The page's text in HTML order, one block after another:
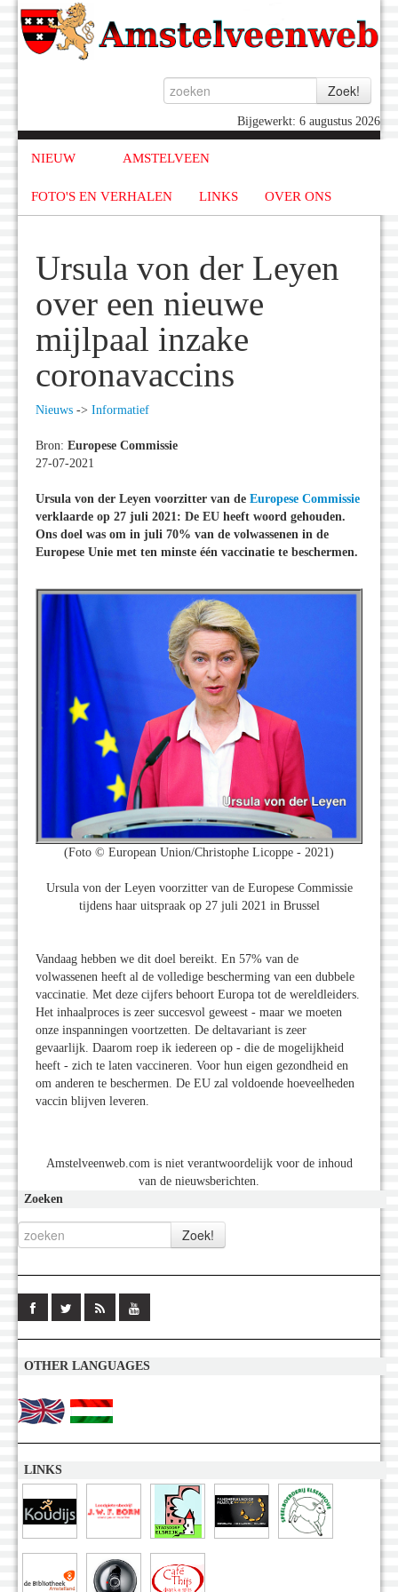
Bijgewerkt: 6 augustus 2026
NIEUW AMSTELVEEN
FOTO'S EN VERHALEN LINKS OVER ONS
Ursula von der Leyen
over een nieuwe
mijlpaal inzake
coronavaccins
Nieuws -> Informatief
Bron: Europese Commissie
27-07-2021
Ursula von der Leyen voorzitter van de Europese Commissie
verklaarde op 27 juli 2021: De EU heeft woord gehouden.
Ons doel was om in juli 70% van de volwassenen in de
Europese Unie met ten minste één vaccinatie te beschermen.
(Foto © European Union/Christophe Licoppe - 2021)
Ursula von der Leyen voorzitter van de Europese Commissie
tijdens haar uitspraak op 27 juli 2021 in Brussel
Vandaag hebben we dit doel bereikt. En 57% van de
volwassenen heeft al de volledige bescherming van een dubbele
vaccinatie. Met deze cijfers behoort Europa tot de wereldleiders.
Het inhaalproces is zeer succesvol geweest - maar we moeten
onze inspanningen voortzetten. De deltavariant is zeer
gevaarlijk. Daarom roep ik iedereen op - die de mogelijkheid
heeft - zich te laten vaccineren. Voor hun eigen gezondheid en
om anderen te beschermen. De EU zal voldoende hoeveelheden
vaccin blijven leveren.
Amstelveenweb.com is niet verantwoordelijk voor de inhoud
van de nieuwsberichten.
Zoeken
OTHER LANGUAGES
LINKS